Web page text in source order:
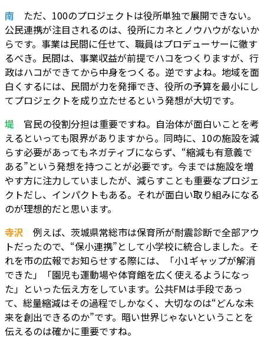
南 ただ、100のプロジェクトは役所単独で展開できない。
公民連携が注目されるのは、役所にカネとノウハウがないか
らです。事業は民間に任せて、職員はプロデューサーに徹す
るべき。民間は、事業収益が前提でハコをつくりますが、行
政はハコができてから中身をつくる。逆ですよね。地域を面
白くするには、民間が力を発揮でき、役所の予算を最小にし
てプロジェクトを成り立たせるという発想が大切です。
堤 官民の役割分担は重要ですね。自治体が面白いことを考
えるといっても限界がありますから。同時に、10の施設を減
らす必要があってもネガティブにならず、“縮減も有意義で
ある”という発想を持つことが必要です。今までは施設を増
やす方に注力していましたが、減らすことも重要なプロジェ
クトだし、インパクトもある。それが面白い取り組みになる
のが理想的だと思います。
寺沢 例えば、茨城県常総市は保育所が耐震診断で全部アウ
トだったので、“保小連携”として小学校に統合しました。そ
れを市の広報でお知らせする際には、「小1ギャップが解消
できた」「園児も運動場や体育館を広く使えるようになっ
た」といった伝え方をしています。公共FMは手段であっ
て、総量縮減はその過程でしかなく、大切なのは“どんな未
来を創出できるのか”です。暗い世界じゃないということを
伝えるのは確かに重要ですね。